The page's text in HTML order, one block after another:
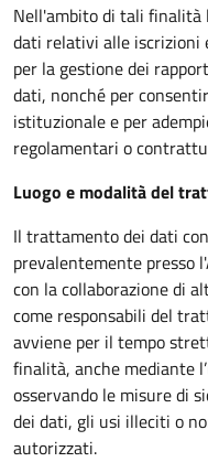
Nell'ambito di tali finalità
dati relativi alle iscrizioni
per la gestione dei
dati, nonché per
istituzionale e per
regolamentari o
Luogo e modalità del
Il trattamento dei dati
prevalentemente presso
con la collaborazione di
come responsabili del
avviene per il tempo
finalità, anche mediante
osservando le misure di
dei dati, gli usi illeciti o
autorizzati.